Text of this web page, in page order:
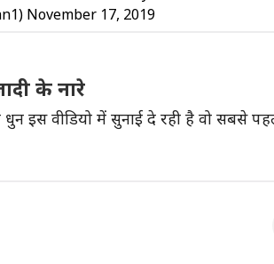
November 17, 2019
के नारे
इस वीडियो में सुनाई दे रही है वो सबसे